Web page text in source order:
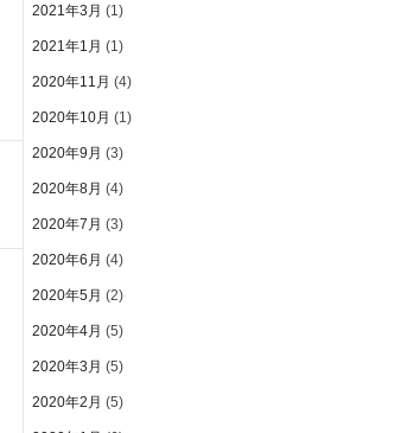
2021年3月 (1)
2021年1月 (1)
2020年11月 (4)
2020年10月 (1)
2020年9月 (3)
2020年8月 (4)
2020年7月 (3)
2020年6月 (4)
2020年5月 (2)
2020年4月 (5)
2020年3月 (5)
2020年2月 (5)